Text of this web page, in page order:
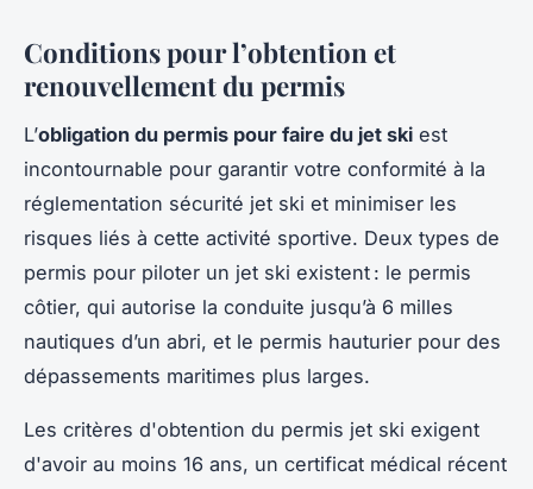
Conditions pour l’obtention et
renouvellement du permis
L’obligation du permis pour faire du jet ski est
incontournable pour garantir votre conformité à la
réglementation sécurité jet ski et minimiser les
risques liés à cette activité sportive. Deux types de
permis pour piloter un jet ski existent : le permis
côtier, qui autorise la conduite jusqu’à 6 milles
nautiques d’un abri, et le permis hauturier pour des
dépassements maritimes plus larges.
Les critères d'obtention du permis jet ski exigent
d'avoir au moins 16 ans, un certificat médical récent